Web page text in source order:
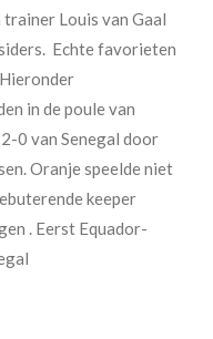
Louis van Gaal
Echte favorieten
in de poule van
0 van Senegal door
Oranje speelde niet
keeper
. Eerst Equador-